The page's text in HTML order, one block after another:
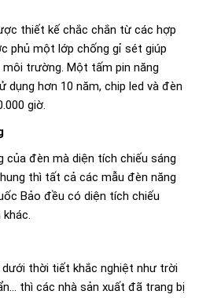
thiết kế chắc chắn từ các hợp
phủ một lớp chống gỉ sét giúp
trường. Một tấm pin năng
hơn 10 năm, chip led và đèn
giờ.
của đèn mà diện tích chiếu sáng
thì tất cả các mẫu đèn năng
Bảo đều có diện tích chiếu
thời tiết khắc nghiệt như trời
thì các nhà sản xuất đã trang bị